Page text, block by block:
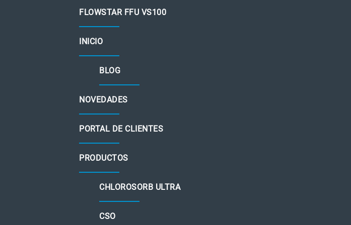
FLOWSTAR FFU VS100
INICIO
BLOG
NOVEDADES
PORTAL DE CLIENTES
PRODUCTOS
CHLOROSORB ULTRA
CSO